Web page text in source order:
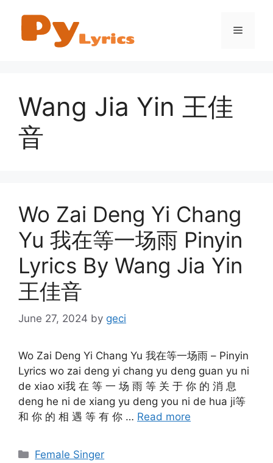
content
Menu
Wang Jia Yin 王佳
音
Wo Zai Deng Yi Chang
Yu 我在等一场雨 Pinyin
Lyrics By Wang Jia Yin
王佳音
June 27, 2024 by geci
Wo Zai Deng Yi Chang Yu 我在等一场雨 – Pinyin
Lyrics wo zai deng yi chang yu deng guan yu ni
de xiao xi我 在 等 一 场 雨 等 关 于 你 的 消 息
deng he ni de xiang yu deng you ni de hua ji等
和 你 的 相 遇 等 有 你 … Read more
Categories
Female Singer